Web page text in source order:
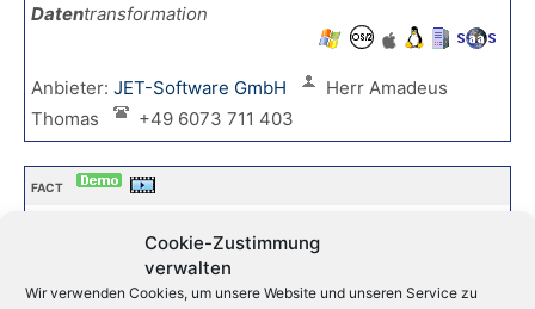
Cookie-Zustimmung
verwalten
Wir verwenden Cookies, um unsere Website und unseren Service zu
Datentransformation
Anbieter: JET-Software GmbH
Herr Amadeus
Thomas
+49 6073 711 403
FACT
in wenigen Minuten